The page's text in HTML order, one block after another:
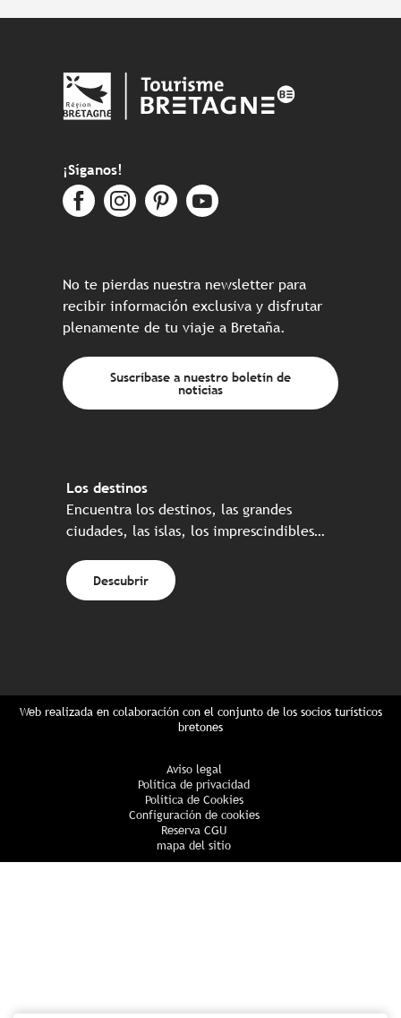
¡Síganos!
No te pierdas nuestra newsletter para
recibir información exclusiva y disfrutar
plenamente de tu viaje a Bretaña.
Suscríbase a nuestro boletín de
noticias
Los destinos
Encuentra los destinos, las grandes
ciudades, las islas, los imprescindibles…
Descubrir
Web realizada en colaboración con el conjunto de los socios turísticos
bretones
Aviso legal
Política de privacidad
Política de Cookies
Configuración de cookies
Reserva CGU
mapa del sitio